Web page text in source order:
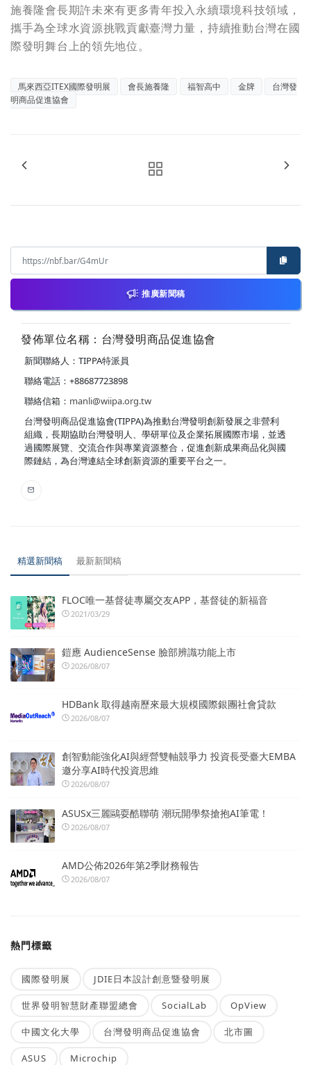
施養隆會長期許未來有更多青年投入永續環境科技領域，
攜手為全球水資源挑戰貢獻臺灣力量，持續推動台灣在國
際發明舞台上的領先地位。
馬來西亞ITEX國際發明展 會長施養隆 福智高中 金牌
台灣發
明商品促進協會
推廣新聞稿
發佈單位名稱：台灣發明商品促進協會
新聞聯絡人：TIPPA特派員
聯絡電話：+88687723898
聯絡信箱： manli@wiipa.org.tw
台灣發明商品促進協會(TIPPA)為推動台灣發明創新發展之非營利
組織，長期協助台灣發明人、學研單位及企業拓展國際市場，並透
過國際展覽、交流合作與專業資源整合，促進創新成果商品化與國
際鏈結，為台灣連結全球創新資源的重要平台之一。
精選新聞稿 最新新聞稿
FLOC唯一基督徒專屬交友APP，基督徒的新福音
2021/03/29
鎧應 AudienceSense 臉部辨識功能上市
2026/08/07
HDBank 取得越南歷來最大規模國際銀團社會貸款
2026/08/07
創智動能強化AI與經營雙軸競爭力 投資長受臺大EMBA
邀分享AI時代投資思維
2026/08/07
ASUSx三麗鷗耍酷聯萌 潮玩開學祭搶抱AI筆電！
2026/08/07
AMD公佈2026年第2季財務報告
2026/08/07
熱門標籤
國際發明展 JDIE日本設計創意暨發明展
世界發明智慧財產聯盟總會 SocialLab OpView
中國文化大學 台灣發明商品促進協會 北市圖
ASUS Microchip